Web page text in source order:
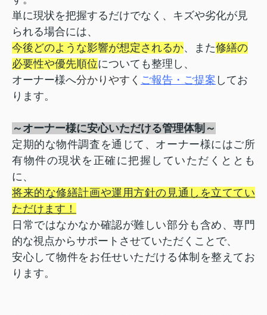
単に現状を把握するだけでなく、キズや劣化が見
られる場合には、
今後どのような影響が想定されるか、 また修繕の
必要性や優先順位についても整理し、
オーナー様へ分かりやすく ご報告・ご提案 してお
ります。
～オーナー様に安心いただける管理体制～
定期的な物件調査を通じて、オーナー様にはご所
有物件の現状を正確に把握していただくととも
に、
将来的な修繕計画や運用方針の見通しを立ててい
ただけます！
日常ではなかなか確認が難しい部分も含め、専門
的な視点からサポートさせていただくことで、
安心して物件をお任せいただける体制を整えてお
ります。